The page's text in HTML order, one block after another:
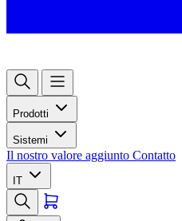
Prodotti
Sistemi
Il nostro valore aggiunto Contatto
IT